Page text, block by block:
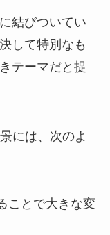
結びついてい
して特別なも
テーマだと捉
には、次のよ
ことで大きな変